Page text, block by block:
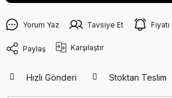
Yorum Yaz Tavsiye Et
Paylaş Karşılaştır
Hızlı Gönderi Stoktan Teslim